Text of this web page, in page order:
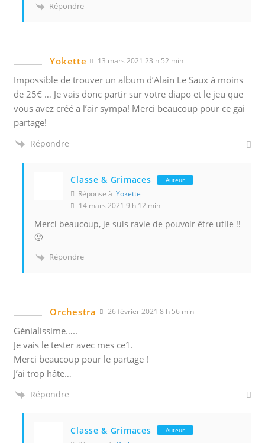
Répondre
Yokette 13 mars 2021 23 h 52 min
Impossible de trouver un album d’Alain Le Saux à moins
de 25€ … Je vais donc partir sur votre diapo et le jeu que
vous avez créé a l’air sympa! Merci beaucoup pour ce gai
partage!
Répondre
Classe & Grimaces Auteur
Réponse àYokette
14 mars 2021 9 h 12 min
Merci beaucoup, je suis ravie de pouvoir être utile !!
🙂
Répondre
Orchestra 26 février 2021 8 h 56 min
Génialissime…..
Je vais le tester avec mes ce1.
Merci beaucoup pour le partage !
J’ai trop hâte…
Répondre
Classe & Grimaces Auteur